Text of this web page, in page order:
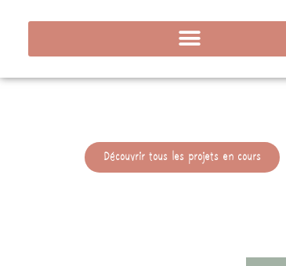
Découvrir tous les projets en cours